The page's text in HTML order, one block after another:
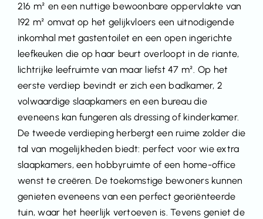
216 m² en een nuttige bewoonbare oppervlakte van
192 m² omvat op het gelijkvloers een uitnodigende
inkomhal met gastentoilet en een open ingerichte
leefkeuken die op haar beurt overloopt in de riante,
lichtrijke leefruimte van maar liefst 47 m². Op het
eerste verdiep bevindt er zich een badkamer, 2
volwaardige slaapkamers en een bureau die
eveneens kan fungeren als dressing of kinderkamer.
De tweede verdieping herbergt een ruime zolder die
tal van mogelijkheden biedt: perfect voor wie extra
slaapkamers, een hobbyruimte of een home-office
wenst te creëren. De toekomstige bewoners kunnen
genieten eveneens van een perfect georiënteerde
tuin, waar het heerlijk vertoeven is. Tevens geniet de